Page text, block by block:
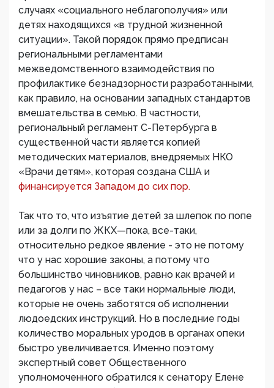
случаях «социального неблагополучия» или
детях находящихся «в трудной жизненной
ситуации». Такой порядок прямо предписан
региональными регламентами
межведомственного взаимодействия по
профилактике безнадзорности разработанными,
как правило, на основании западных стандартов
вмешательства в семью. В частности,
региональный регламент С-Петербурга в
существенной части является копией
методических материалов, внедряемых НКО
«Врачи детям», которая создана США и
финансируется Западом до сих пор.
Так что то, что изъятие детей за шлепок по попе
или за долги по ЖКХ—пока, все-таки,
относительно редкое явление - это не потому
что у нас хорошие законы, а потому что
большинство чиновников, равно как врачей и
педагогов у нас – все таки нормальные люди,
которые не очень заботятся об исполнении
людоедских инструкций. Но в последние годы
количество моральных уродов в органах опеки
быстро увеличивается. Именно поэтому
экспертный совет Общественного
уполномоченного обратился к сенатору Елене